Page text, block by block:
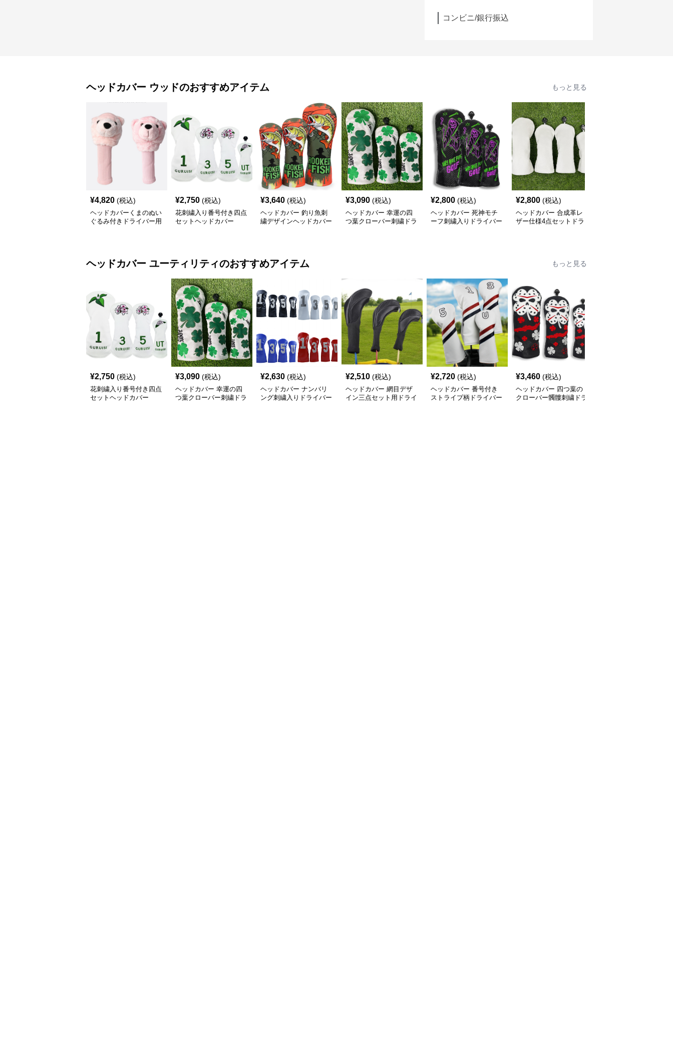
コンビニ/銀行振込
ヘッドカバー ウッドのおすすめアイテム もっと見る
¥4,820 (税込)
ヘッドカバーくまのぬい
ぐるみ付きドライバー用
¥2,750 (税込)
花刺繍入り番号付き四点
セットヘッドカバー
¥3,640 (税込)
ヘッドカバー 釣り魚刺
繍デザインヘッドカバー
¥3,090 (税込)
ヘッドカバー 幸運の四
つ葉クローバー刺繍ドラ
¥2,800 (税込)
ヘッドカバー 死神モチ
ーフ刺繍入りドライバー
¥2,800 (税込)
ヘッドカバー 合成革レ
ザー仕様4点セットドラ
ヘッドカバー ユーティリティのおすすめアイテム もっと見る
¥2,750 (税込)
花刺繍入り番号付き四点
セットヘッドカバー
¥3,090 (税込)
ヘッドカバー 幸運の四
つ葉クローバー刺繍ドラ
¥2,630 (税込)
ヘッドカバー ナンバリ
ング刺繍入りドライバー
¥2,510 (税込)
ヘッドカバー 網目デザ
イン三点セット用ドライ
¥2,720 (税込)
ヘッドカバー 番号付き
ストライプ柄ドライバー
¥3,460 (税込)
ヘッドカバー 四つ葉の
クローバー髑髏刺繍ドラ